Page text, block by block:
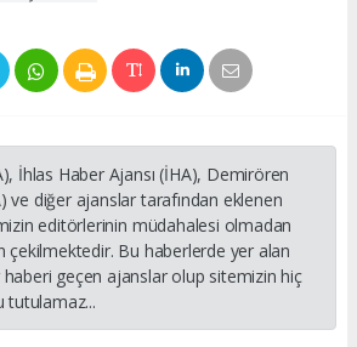
İhlas Haber Ajansı (İHA), Demirören
ve diğer ajanslar tarafından eklenen
editörlerinin müdahalesi olmadan
çekilmektedir. Bu haberlerde yer alan
geçen ajanslar olup sitemizin hiç
tutulamaz...